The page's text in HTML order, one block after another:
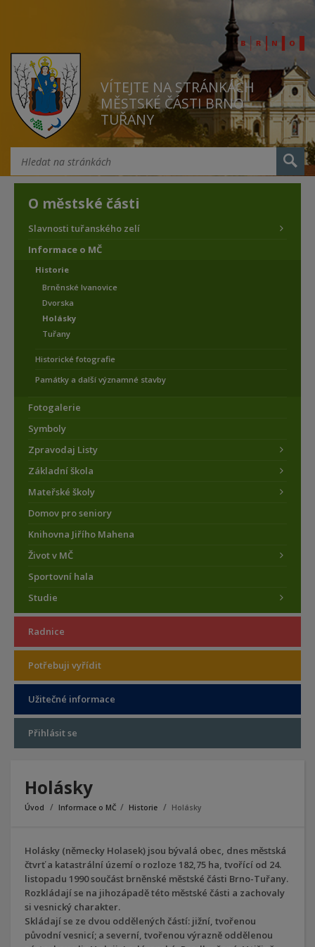
VÍTEJTE NA STRÁNKÁCH
MĚSTSKÉ ČÁSTI BRNO
TUŘANY
O městské části
Slavnosti tuřanského zelí
Informace o MČ
Historie
Brněnské Ivanovice
Dvorska
Holásky
Tuřany
Historické fotografie
Památky a další významné stavby
Fotogalerie
Symboly
Zpravodaj Listy
Základní škola
Mateřské školy
Domov pro seniory
Knihovna Jiřího Mahena
Život v MČ
Sportovní hala
Studie
Radnice
Potřebuji vyřídit
Užitečné informace
Přihlásit se
Holásky
Úvod Informace o MČ Historie Holásky
Holásky (německy Holasek) jsou bývalá obec, dnes městská
čtvrť a katastrální území o rozloze 182,75 ha, tvořící od 24.
listopadu 1990 součást brněnské městské části Brno-Tuřany.
Rozkládají se na jihozápadě této městské části a zachovaly
si vesnický charakter.
Skládají se ze dvou oddělených částí: jižní, tvořenou
původní vesnicí; a severní, tvořenou výrazně oddělenou